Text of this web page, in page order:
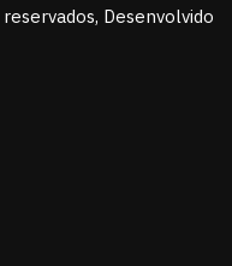
Desenvolvido